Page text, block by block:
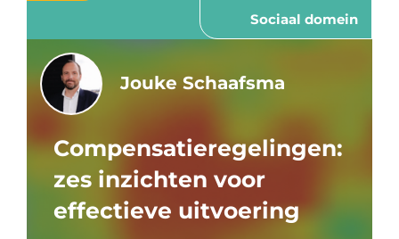
Sociaal domein
Jouke Schaafsma
Compensatieregelingen:
zes inzichten voor
effectieve uitvoering